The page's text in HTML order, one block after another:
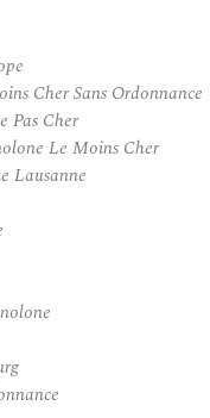
Cher Sans Ordonnance
Pas Cher
Le Moins Cher
Lausanne